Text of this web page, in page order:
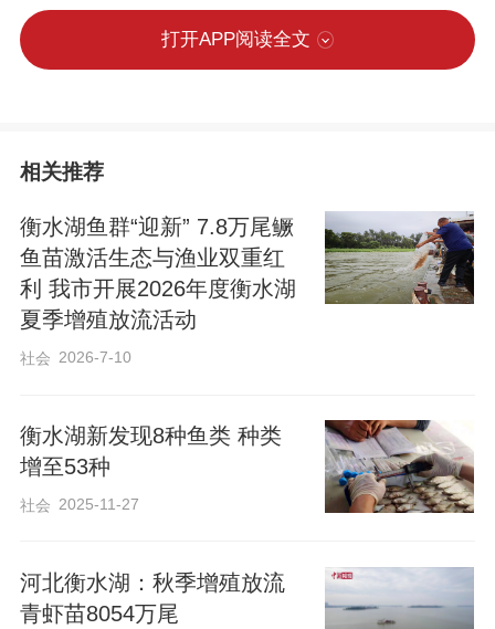
增殖放流苗种8825.37万尾，包括黄颡鱼苗
种53.17万尾，泥鳅苗种258.1万尾，青虾
打开APP阅读全文
相关推荐
衡水湖鱼群“迎新” 7.8万尾鳜
鱼苗激活生态与渔业双重红
利 我市开展2026年度衡水湖
夏季增殖放流活动
社会 2026-7-10
衡水湖新发现8种鱼类 种类
增至53种
社会 2025-11-27
河北衡水湖：秋季增殖放流
青虾苗8054万尾